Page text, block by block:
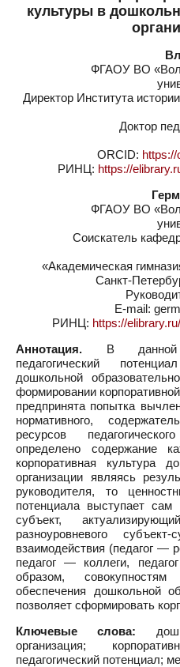
культуры в
ФГАОУ ВО
Директор Института
Доктор
ORCID: https://
РИНЦ: https://
ФГАОУ ВО
Соискатель
«Академическая
Санкт-
E-mail:
РИНЦ: https://
Аннотация. В данной
педагогический
дошкольной
формировании
предпринята попытка
нормативного,
ресурсов
определено содержание
корпоративная культура
организации являясь
руководителя, то
потенциала выступает сам
субъект,
разноуровневого субъект-
взаимодействия (педагог —
педагог — коллеги,
образом, совокупностям
обеспечения дошкольной
позволяет сформировать
Ключевые слова:
организация;
педагогический потенциал;